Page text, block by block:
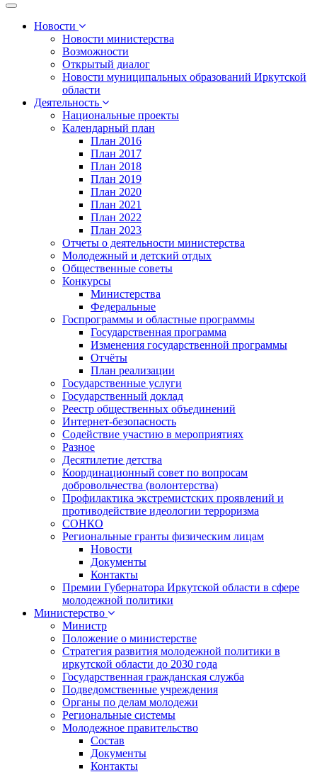
Toggle
navigationНовости
Новости министерства
Возможности
Открытый диалог
Новости муниципальных образований Иркутской
области
Деятельность
Национальные проекты
Календарный план
План 2016
План 2017
План 2018
План 2019
План 2020
План 2021
План 2022
План 2023
Отчеты о деятельности министерства
Молодежный и детский отдых
Общественные советы
Конкурсы
Министерства
Федеральные
Госпрограммы и областные программы
Государственная программа
Изменения государственной программы
Отчёты
План реализации
Государственные услуги
Государственный доклад
Реестр общественных объединений
Интернет-безопасность
Содействие участию в мероприятиях
Разное
Десятилетие детства
Координационный совет по вопросам
добровольчества (волонтерства)
Профилактика экстремистских проявлений и
противодействие идеологии терроризма
СОНКО
Региональные гранты физическим лицам
Новости
Документы
Контакты
Премии Губернатора Иркутской области в сфере
молодежной политики
Министерство
Министр
Положение о министерстве
Стратегия развития молодежной политики в
иркутской области до 2030 года
Государственная гражданская служба
Подведомственные учреждения
Органы по делам молодежи
Региональные системы
Молодежное правительство
Состав
Документы
Контакты